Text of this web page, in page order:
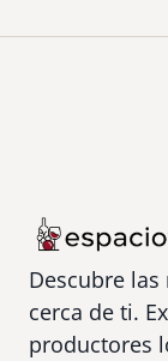
Descubre
cerca de ti.
productores